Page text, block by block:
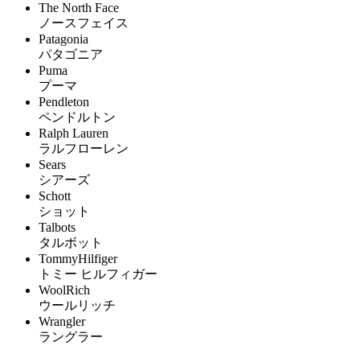
The North Face
ノースフェイス
Patagonia
パタゴニア
Puma
プーマ
Pendleton
ペンドルトン
Ralph Lauren
ラルフローレン
Sears
シアーズ
Schott
ショット
Talbots
タルボット
TommyHilfiger
トミー ヒルフィガー
WoolRich
ウールリッチ
Wrangler
ラングラー